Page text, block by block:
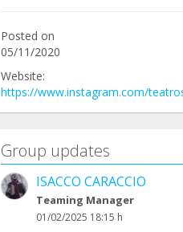
Posted on
05/11/2020
Website:
https://www.instagram.com/
Group updates
ISACCO CARACCIO
Teaming Manager
01/02/2025 18:15 h